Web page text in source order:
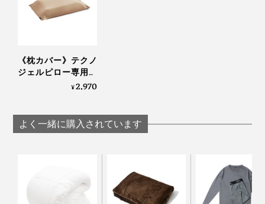
」をかけて使うのがおすすめ。
《枕カバー》テクノ
ジェルピロー専用、
プラチナコットン
¥2,970
よく一緒に購入されています